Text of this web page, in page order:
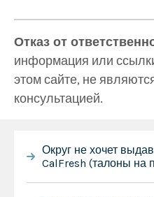
Отказ от
информация или
этом сайте, не
консультацией.
Округ не хочет
CalFresh (талоны на